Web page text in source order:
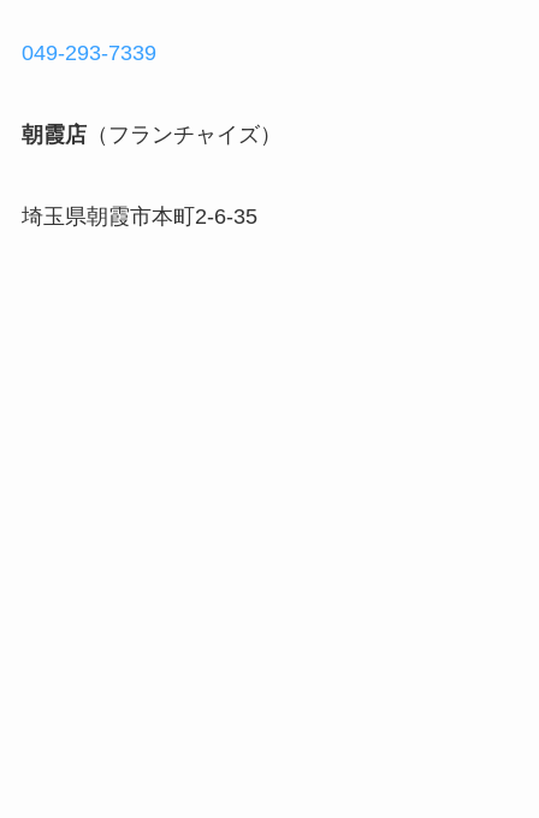
049-293-7339
朝霞店（フランチャイズ）
埼玉県朝霞市本町2-6-35